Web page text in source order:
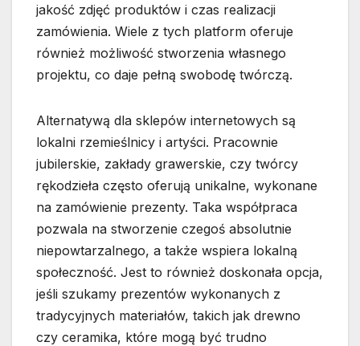
jakość zdjęć produktów i czas realizacji
zamówienia. Wiele z tych platform oferuje
również możliwość stworzenia własnego
projektu, co daje pełną swobodę twórczą.
Alternatywą dla sklepów internetowych są
lokalni rzemieślnicy i artyści. Pracownie
jubilerskie, zakłady grawerskie, czy twórcy
rękodzieła często oferują unikalne, wykonane
na zamówienie prezenty. Taka współpraca
pozwala na stworzenie czegoś absolutnie
niepowtarzalnego, a także wspiera lokalną
społeczność. Jest to również doskonała opcja,
jeśli szukamy prezentów wykonanych z
tradycyjnych materiałów, takich jak drewno
czy ceramika, które mogą być trudno